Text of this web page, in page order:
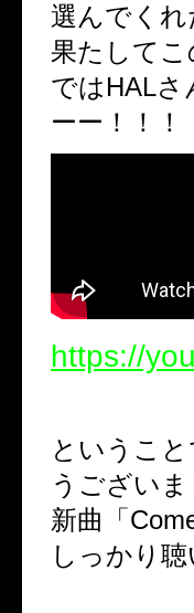
選んでくれ
果たして
ではHAL
ーー！！！
https://
というこ
うございま
新曲「
しっかり